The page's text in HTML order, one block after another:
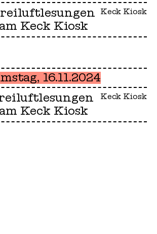
Keck Kiosk
am Keck Kiosk
16.11.2024
Keck Kiosk
am Keck Kiosk